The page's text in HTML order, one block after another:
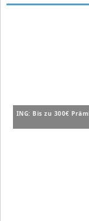
ING: Bis zu 300€